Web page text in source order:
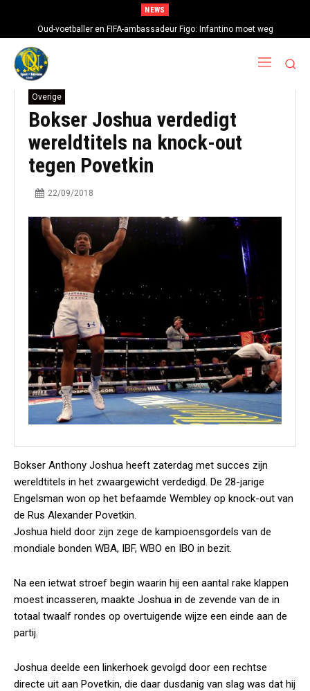
NEWS
Oud-voetballer en FIFA-ambassadeur Figo: Infantino moet weg
Overige
Bokser Joshua verdedigt
wereldtitels na knock-out
tegen Povetkin
22/09/2018
Bokser Anthony Joshua heeft zaterdag met succes zijn
wereldtitels in het zwaargewicht verdedigd. De 28-jarige
Engelsman won op het befaamde Wembley op knock-out van
de Rus Alexander Povetkin.
Joshua hield door zijn zege de kampioensgordels van de
mondiale bonden WBA, IBF, WBO en IBO in bezit.
Na een ietwat stroef begin waarin hij een aantal rake klappen
moest incasseren, maakte Joshua in de zevende van de in
totaal twaalf rondes op overtuigende wijze een einde aan de
partij.
Joshua deelde een linkerhoek gevolgd door een rechtse
directe uit aan Povetkin, die daar dusdanig van slag was dat hij